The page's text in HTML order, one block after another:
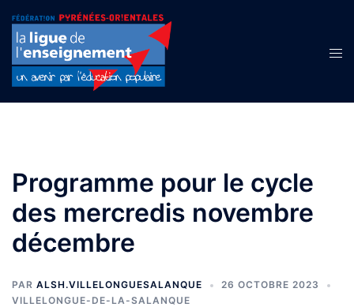
contenu
Programme pour le cycle
des mercredis novembre
décembre
PAR ALSH.VILLELONGUESALANQUE
26 OCTOBRE 2023
VILLELONGUE-DE-LA-SALANQUE